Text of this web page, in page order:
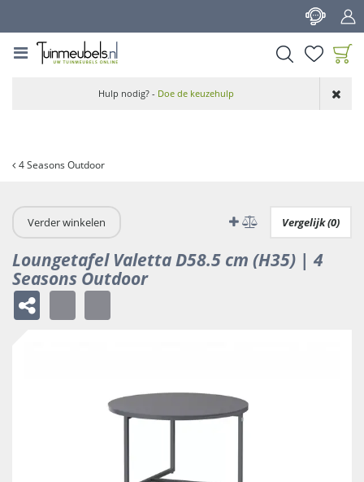
4 Seasons Outdoor
aan wensenlijst
Hulp nodig? - Doe de keuzehulp
Verder winkelen Vergelijk (0)
Loungetafel Valetta D58.5 cm (H35) | 4
Seasons Outdoor